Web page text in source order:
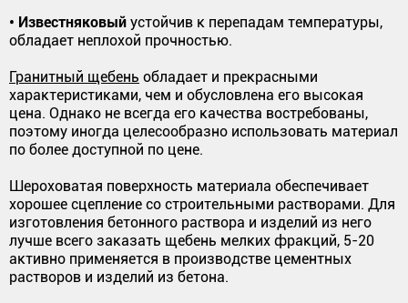
• Известняковый устойчив к перепадам температуры,
обладает неплохой прочностью.
Гранитный щебень обладает и прекрасными
характеристиками, чем и обусловлена его высокая
цена. Однако не всегда его качества востребованы,
поэтому иногда целесообразно использовать материал
по более доступной по цене.
Шероховатая поверхность материала обеспечивает
хорошее сцепление со строительными растворами. Для
изготовления бетонного раствора и изделий из него
лучше всего заказать щебень мелких фракций, 5-20
активно применяется в производстве цементных
растворов и изделий из бетона.